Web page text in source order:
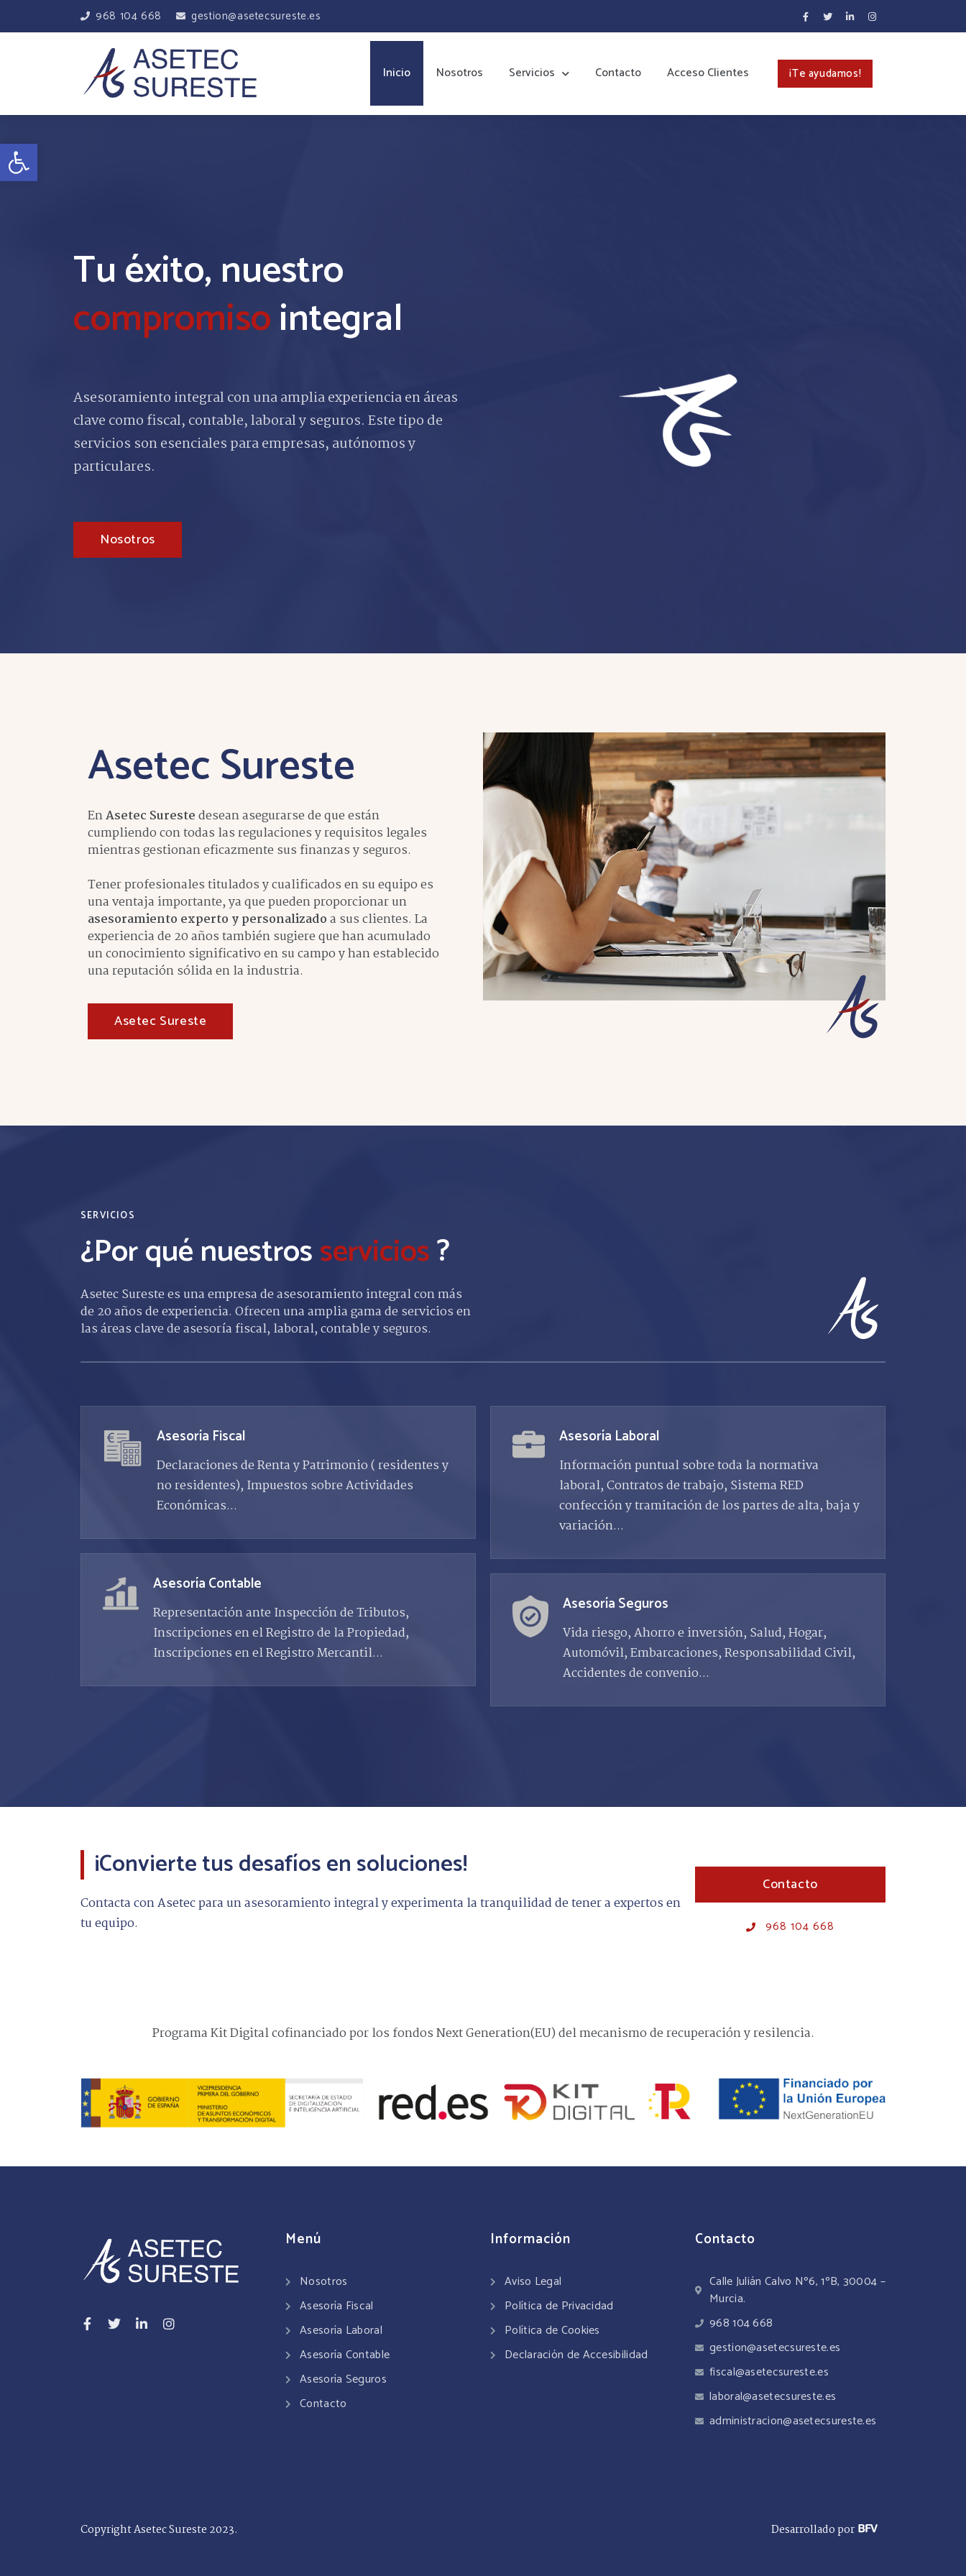
Abrir barra de herramientas
968 104 668 gestion@asetecsureste.es
Inicio Nosotros Servicios Contacto Acceso Clientes ¡Te ayudamos!
Tu éxito, nuestro
compromisointegral
Asesoramiento integral con una amplia experiencia en áreas
clave como fiscal, contable, laboral y seguros. Este tipo de
servicios son esenciales para empresas, autónomos y
particulares.
Nosotros
AsetecSureste
EnAsetec Surestedesean asegurarse de que están
cumpliendo con todas las regulaciones y requisitos legales
mientras gestionan eficazmente sus finanzas y seguros.
Tener profesionales titulados y cualificados en su equipo es
una ventaja importante, ya que pueden proporcionar un
asesoramiento experto y personalizadoa sus clientes. La
experiencia de 20 años también sugiere que han acumulado
un conocimiento significativo en su campo y han establecido
una reputación sólida en la industria.
Asetec Sureste
SERVICIOS
¿Por qué nuestrosservicios?
Asetec Sureste es una empresa de asesoramiento integral con más
de 20 años de experiencia. Ofrecen una amplia gama de servicios en
las áreas clave de asesoría fiscal, laboral, contable y seguros.
Asesoría Fiscal
Declaraciones de Renta y Patrimonio ( residentes y
no residentes), Impuestos sobre Actividades
Económicas...
Asesoría Contable
Representación ante Inspección de Tributos,
Inscripciones en el Registro de la Propiedad,
Inscripciones en el Registro Mercantil...
Asesoría Laboral
Información puntual sobre toda la normativa
laboral, Contratos de trabajo, Sistema RED
confección y tramitación de los partes de alta, baja y
variación...
Asesoría Seguros
Vida riesgo, Ahorro e inversión, Salud, Hogar,
Automóvil, Embarcaciones, Responsabilidad Civil,
Accidentes de convenio...
¡Convierte tus desafíos en soluciones!
Contacta con Asetec para un asesoramiento integral y experimenta la tranquilidad de tener a expertos en
tu equipo.
Contacto
968 104 668
Programa Kit Digital cofinanciado por los fondos Next Generation(EU) del mecanismo de recuperación y resilencia.
Menú
Nosotros
Asesoría Fiscal
Asesoría Laboral
Asesoría Contable
Asesoría Seguros
Contacto
Información
Aviso Legal
Política de Privacidad
Política de Cookies
Declaración de Accesibilidad
Contacto
Calle Julián Calvo Nº6, 1ºB, 30004 –
Murcia.
968 104 668
gestion@asetecsureste.es
fiscal@asetecsureste.es
laboral@asetecsureste.es
administracion@asetecsureste.es
Copyright Asetec Sureste 2023. Desarrollado por